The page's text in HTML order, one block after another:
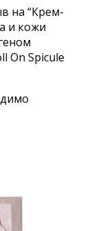
на “Крем-
и кожи
On Spicule